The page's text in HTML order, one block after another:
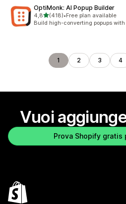
OptiMonk: AI Popup Builder
4,8stelle su 5
(418)
418 recensioni totali
•Free plan available
Build high-converting popups
1 2 3 4
Vuoi
Prova Shopify gratis